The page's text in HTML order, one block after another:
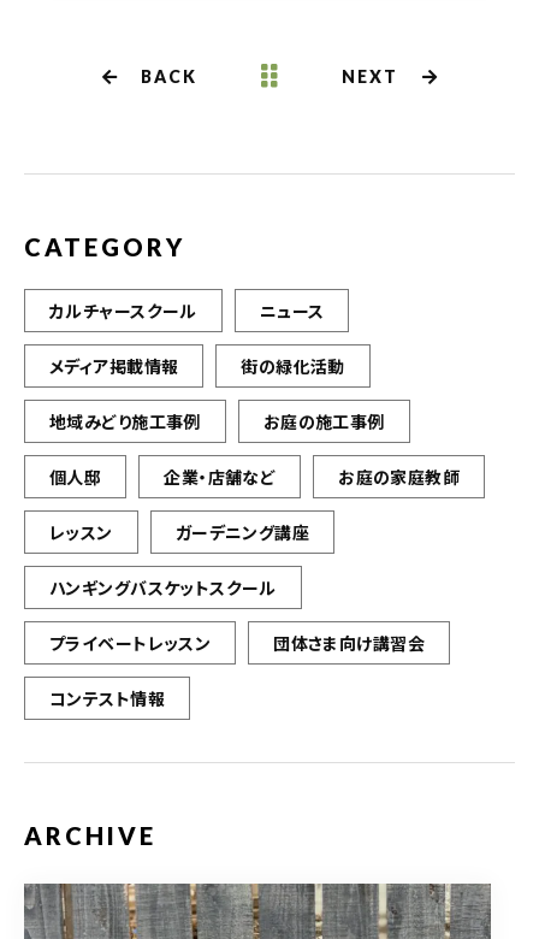
b
o
r
BACK NEXT
CATEGORY
カルチャースクール ニュース
メディア掲載情報 街の緑化活動
地域みどり施工事例 お庭の施工事例
個人邸 企業・店舗など お庭の家庭教師
レッスン ガーデニング講座
ハンギングバスケットスクール
プライベートレッスン 団体さま向け講習会
コンテスト情報
ARCHIVE